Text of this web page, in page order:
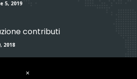
5, 2019
contributi
2018
×